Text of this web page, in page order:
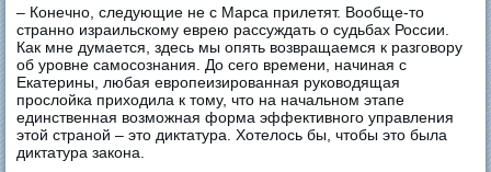
– Конечно, следующие не с Марса прилетят. Вообще-то
странно израильскому еврею рассуждать о судьбах России.
Как мне думается, здесь мы опять возвращаемся к разговору
об уровне самосознания. До сего времени, начиная с
Екатерины, любая европеизированная руководящая
прослойка приходила к тому, что на начальном этапе
единственная возможная форма эффективного управления
этой страной – это диктатура. Хотелось бы, чтобы это была
диктатура закона.